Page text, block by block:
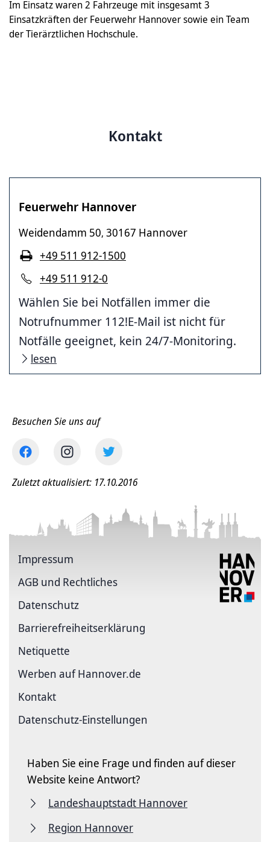
Im Einsatz waren 2 Fahrzeuge mit insgesamt 3
Einsatzkräften der Feuerwehr Hannover sowie ein Team
der Tierärztlichen Hochschule.
Kontakt
Feuerwehr Hannover
Weidendamm 50, 30167 Hannover
+49 511 912-0
+49 511 912-1500
Wählen Sie bei Notfällen immer die
Notrufnummer 112!E-Mail ist nicht für
Notfälle geeignet, kein 24/7-Monitoring.
lesen
Besuchen Sie uns auf
Zuletzt aktualisiert: 17.10.2016
Impressum
AGB und Rechtliches
Datenschutz
Barriere­freiheits­erklärung
Netiquette
Werben auf Hannover.de
Kontakt
Datenschutz-Einstellungen
Haben Sie eine Frage und finden auf dieser
Website keine Antwort?
Landeshauptstadt Hannover
Region Hannover